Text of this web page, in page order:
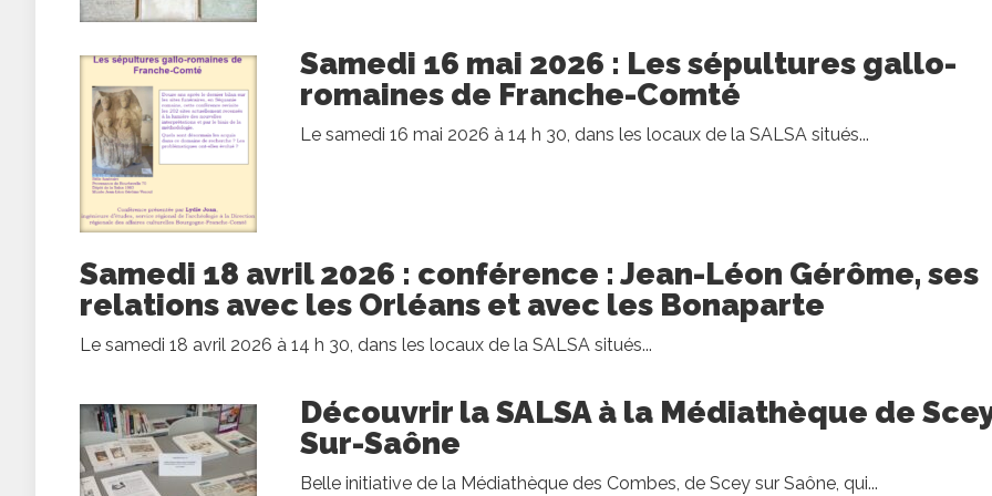
Samedi 16 mai 2026 : Les sépultures gallo-
romaines de Franche-Comté
Le samedi 16 mai 2026 à 14 h 30, dans les locaux de la SALSA situés...
Samedi 18 avril 2026 : conférence : Jean-Léon Gérôme, ses
relations avec les Orléans et avec les Bonaparte
Le samedi 18 avril 2026 à 14 h 30, dans les locaux de la SALSA situés...
Découvrir la SALSA à la Médiathèque de
Sur-Saône
Belle initiative de la Médiathèque des Combes, de Scey sur Saône, qui...